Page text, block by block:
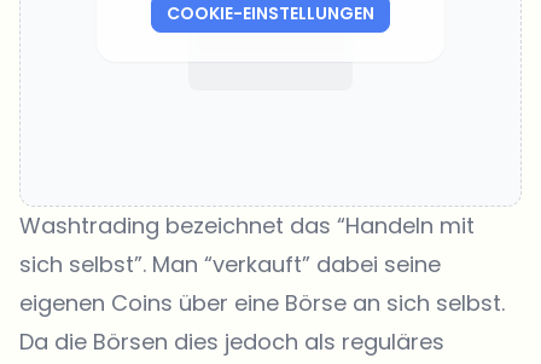
COOKIE-EINSTELLUNGEN
Washtrading bezeichnet das “Handeln mit
sich selbst”. Man “verkauft” dabei seine
eigenen Coins über eine Börse an sich selbst.
Da die Börsen dies jedoch als reguläres